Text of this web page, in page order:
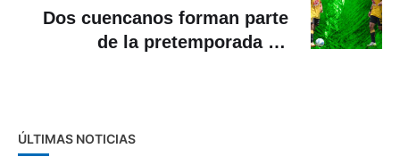
Dos cuencanos forman parte
de la pretemporada de
ÚLTIMAS NOTICIAS